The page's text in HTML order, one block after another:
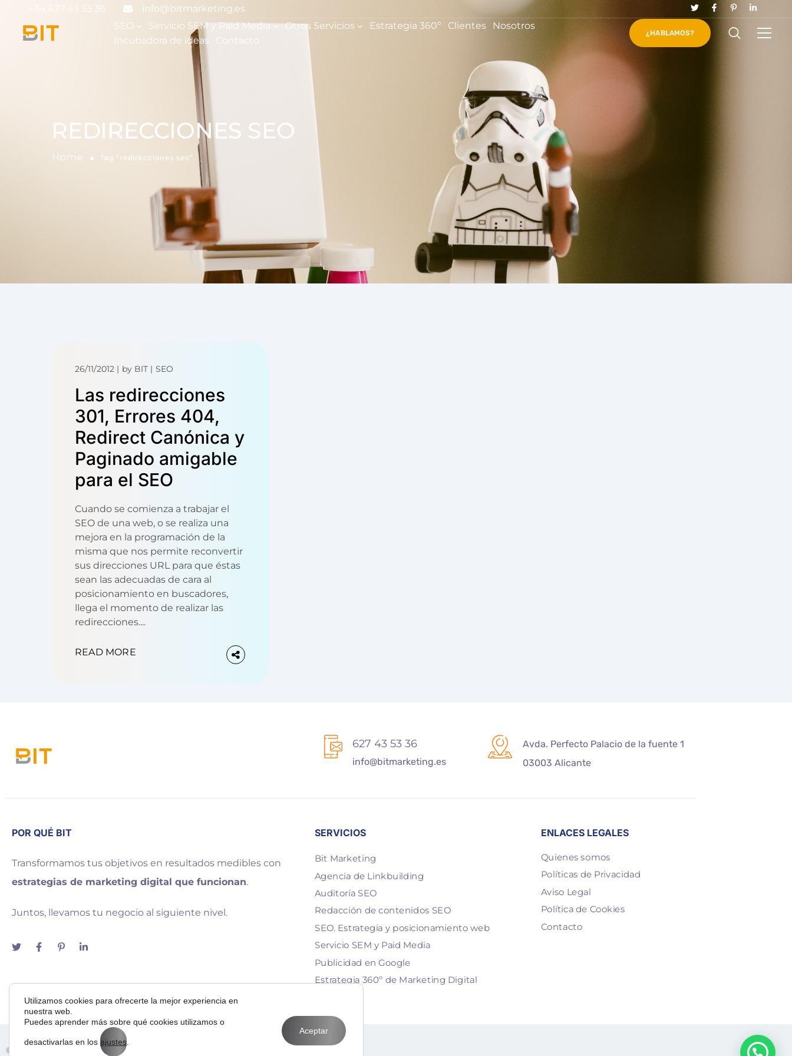
+34 627 43 53 36
info@bitmarketing.es
SEO
Servicio SEM y Paid Media Otros Servicios Estrategia 360º Clientes
Nosotros
Incubadora de ideas
Contacto
¿HABLAMOS?
REDIRECCIONES SEO
Home Tag "redirecciones seo"
26/11/2012 by BIT SEO
Las redirecciones
301, Errores 404,
Redirect Canónica y
Paginado amigable
para el SEO
Cuando se comienza a trabajar el
SEO de una web, o se realiza una
mejora en la programación de la
misma que nos permite reconvertir
sus direcciones URL para que éstas
sean las adecuadas de cara al
posicionamiento en buscadores,
llega el momento de realizar las
redirecciones....
READ MORE
627 43 53 36
info@bitmarketing.es
Avda. Perfecto Palacio de la fuente 1
03003 Alicante
POR QUÉ BIT
Transformamos tus objetivos en resultados medibles con
estrategias de marketing digital que funcionan.
Juntos, llevamos tu negocio al siguiente nivel.
SERVICIOS
Bit Marketing
Agencia de Linkbuilding
Auditoría SEO
Redacción de contenidos SEO
SEO. Estrategia y posicionamiento web
Servicio SEM y Paid Media
Publicidad en Google
Estrategia 360º de Marketing Digital
ENLACES LEGALES
Quienes somos
Políticas de Privacidad
Aviso Legal
Política de Cookies
Contacto
© 2025 — Bit Way To Human Slu. desarrollado por
Utilizamos cookies para ofrecerte la mejor experiencia en
nuestra web.
Puedes aprender más sobre qué cookies utilizamos o
desactivarlas en los ajustes
Aceptar